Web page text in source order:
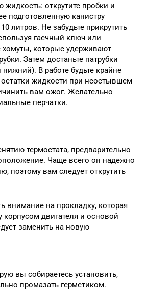
открутите пробки и
подготовленную канистру
литров. Не забудьте прикрутить
гаечный ключ или
хомуты, которые удерживают
Затем достаньте патрубки
В работе будьте крайне
жидкости при неостывшем
вам ожог. Желательно
перчатки.
термостата, предварительно
Чаще всего он надежно
поэтому вам следует открутить
внимание на прокладку, которая
двигателя и основой
заменить на новую
вы собираетесь установить,
промазать герметиком.